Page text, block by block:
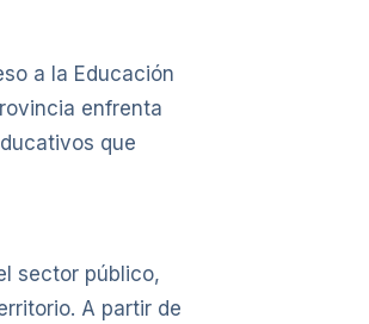
a la Educación
enfrenta
que
sector público,
A partir de